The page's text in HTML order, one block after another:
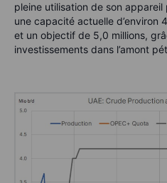
pleine utilisation de son
une capacité actuelle d’environ
et un objectif de 5,0 millions,
investissements dans l’amont